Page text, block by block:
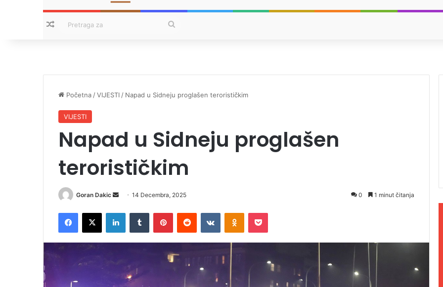
Nasumični tekstovi
Početna/VIJESTI/ Napad u Sidneju proglašen terorističkim
VIJESTI
Napad u Sidneju proglašen
terorističkim
Goran Dakic
a
14 Decembra, 2025 0 1 minut čitanja